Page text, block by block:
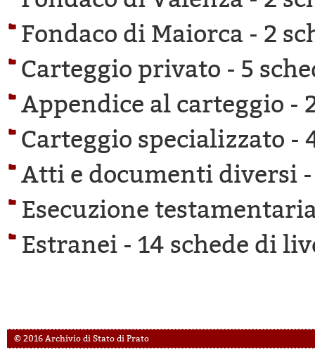
Fondaco di Maiorca - 2
Carteggio privato - 5
Appendice al carteggio -
Carteggio specializzato -
Atti e documenti diversi
Esecuzione
Estranei - 14 schede di
© 2016 Archivio di Stato di Prato